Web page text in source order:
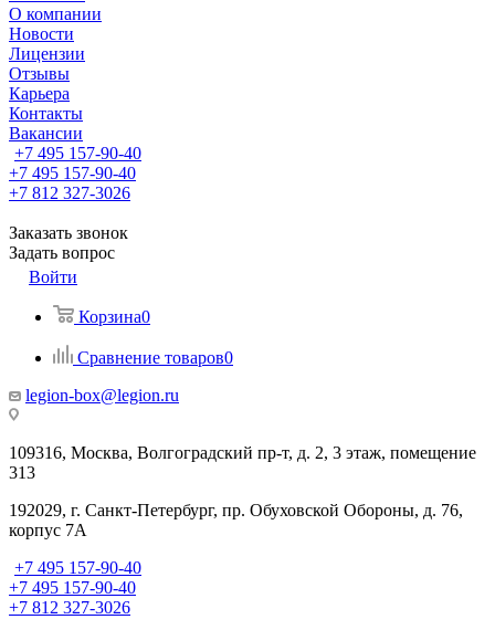
О компании
Новости
Лицензии
Отзывы
Карьера
Контакты
Вакансии
+7 495 157-90-40
+7 495 157-90-40
+7 812 327-3026
Заказать звонок
Задать вопрос
Войти
Корзина0
Сравнение товаров0
legion-box@legion.ru
109316, Москва, Волгоградский пр-т, д. 2, 3 этаж, помещение
313
192029, г. Санкт-Петербург, пр. Обуховской Обороны, д. 76,
корпус 7А
+7 495 157-90-40
+7 495 157-90-40
+7 812 327-3026